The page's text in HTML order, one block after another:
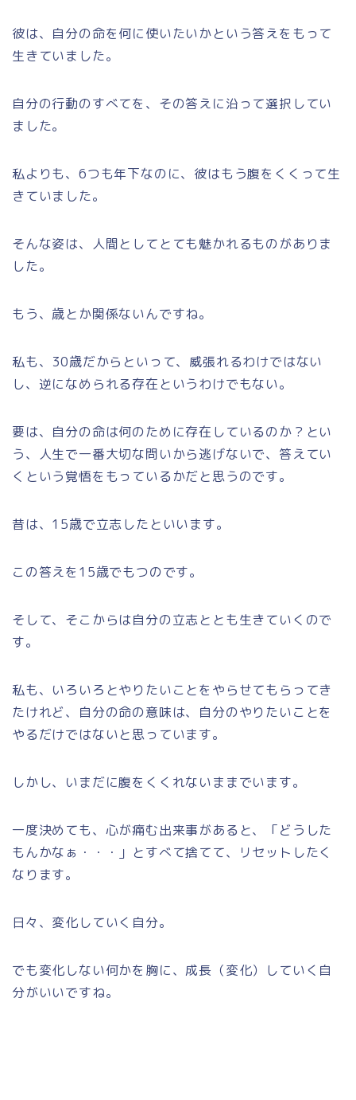
彼は、自分の命を何に使いたいかという答えをもって
生きていました。
自分の行動のすべてを、その答えに沿って選択してい
ました。
私よりも、6つも年下なのに、彼はもう腹をくくって生
きていました。
そんな姿は、人間としてとても魅かれるものがありま
した。
もう、歳とか関係ないんですね。
私も、30歳だからといって、威張れるわけではない
し、逆になめられる存在というわけでもない。
要は、自分の命は何のために存在しているのか？とい
う、人生で一番大切な問いから逃げないで、答えてい
くという覚悟をもっているかだと思うのです。
昔は、15歳で立志したといいます。
この答えを15歳でもつのです。
そして、そこからは自分の立志ととも生きていくので
す。
私も、いろいろとやりたいことをやらせてもらってき
たけれど、自分の命の意味は、自分のやりたいことを
やるだけではないと思っています。
しかし、いまだに腹をくくれないままでいます。
一度決めても、心が痛む出来事があると、「どうした
もんかなぁ・・・」とすべて捨てて、リセットしたく
なります。
日々、変化していく自分。
でも変化しない何かを胸に、成長（変化）していく自
分がいいですね。